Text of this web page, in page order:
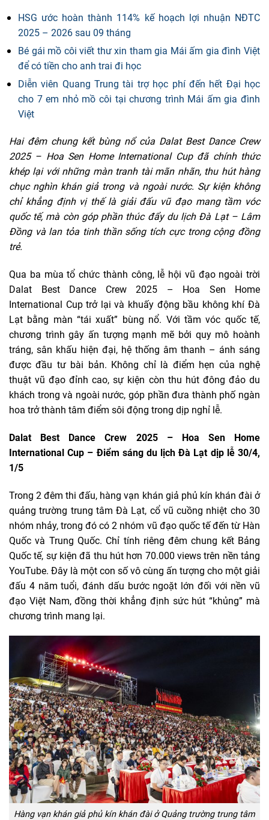
HSG ước hoàn thành 114% kế hoạch lợi nhuận NĐTC
2025 – 2026 sau 09 tháng
Bé gái mồ côi viết thư xin tham gia Mái ấm gia đình Việt
để có tiền cho anh trai đi học
Diễn viên Quang Trung tài trợ học phí đến hết Đại học
cho 7 em nhỏ mồ côi tại chương trình Mái ấm gia đình
Việt
Hai đêm chung kết bùng nổ của Dalat Best Dance Crew
2025 – Hoa Sen Home International Cup đã chính thức
khép lại với những màn tranh tài mãn nhãn, thu hút hàng
chục nghìn khán giả trong và ngoài nước. Sự kiện không
chỉ khẳng định vị thế là giải đấu vũ đạo mang tầm vóc
quốc tế, mà còn góp phần thúc đẩy du lịch Đà Lạt – Lâm
Đồng và lan tỏa tinh thần sống tích cực trong cộng đồng
trẻ.
Qua ba mùa tổ chức thành công, lễ hội vũ đạo ngoài trời
Dalat Best Dance Crew 2025 – Hoa Sen Home
International Cup trở lại và khuấy động bầu không khí Đà
Lạt bằng màn “tái xuất” bùng nổ. Với tầm vóc quốc tế,
chương trình gây ấn tượng mạnh mẽ bởi quy mô hoành
tráng, sân khấu hiện đại, hệ thống âm thanh – ánh sáng
được đầu tư bài bản. Không chỉ là điểm hẹn của nghệ
thuật vũ đạo đỉnh cao, sự kiện còn thu hút đông đảo du
khách trong và ngoài nước, góp phần đưa thành phố ngàn
hoa trở thành tâm điểm sôi động trong dịp nghỉ lễ.
Dalat Best Dance Crew 2025 – Hoa Sen Home
International Cup – Điểm sáng du lịch Đà Lạt dịp lễ 30/4,
1/5
Trong 2 đêm thi đấu, hàng vạn khán giả phủ kín khán đài ở
quảng trường trung tâm Đà Lạt, cổ vũ cuồng nhiệt cho 30
nhóm nhảy, trong đó có 2 nhóm vũ đạo quốc tế đến từ Hàn
Quốc và Trung Quốc. Chỉ tính riêng đêm chung kết Bảng
Quốc tế, sự kiện đã thu hút hơn 70.000 views trên nền tảng
YouTube. Đây là một con số vô cùng ấn tượng cho một giải
đấu 4 năm tuổi, đánh dấu bước ngoặt lớn đối với nền vũ
đạo Việt Nam, đồng thời khẳng định sức hút “khủng” mà
chương trình mang lại.
Hàng vạn khán giả phủ kín khán đài ở Quảng trường trung tâm